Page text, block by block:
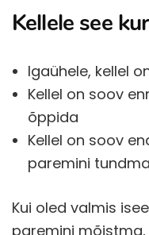
Kellele see
Igaühele, kellel
Kellel on soov
õppida
Kellel on soov
paremini
Kui oled valmis
paremini